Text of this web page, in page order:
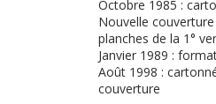
Octobre 1985 :
Nouvelle
planches de la 1°
Janvier 1989 :
Août 1998 :
couverture